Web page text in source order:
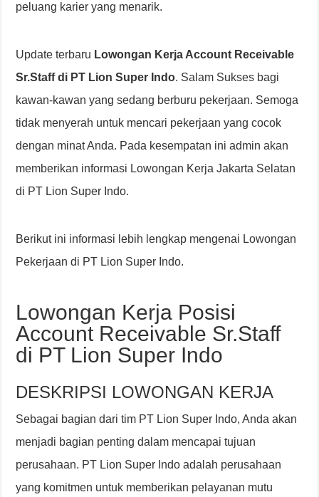
peluang karier yang menarik.
Update terbaru Lowongan Kerja Account Receivable
Sr.Staff di PT Lion Super Indo. Salam Sukses bagi
kawan-kawan yang sedang berburu pekerjaan. Semoga
tidak menyerah untuk mencari pekerjaan yang cocok
dengan minat Anda. Pada kesempatan ini admin akan
memberikan informasi Lowongan Kerja Jakarta Selatan
di PT Lion Super Indo.
Berikut ini informasi lebih lengkap mengenai Lowongan
Pekerjaan di PT Lion Super Indo.
Lowongan Kerja Posisi
Account Receivable Sr.Staff
di PT Lion Super Indo
DESKRIPSI LOWONGAN KERJA
Sebagai bagian dari tim PT Lion Super Indo, Anda akan
menjadi bagian penting dalam mencapai tujuan
perusahaan. PT Lion Super Indo adalah perusahaan
yang komitmen untuk memberikan pelayanan mutu